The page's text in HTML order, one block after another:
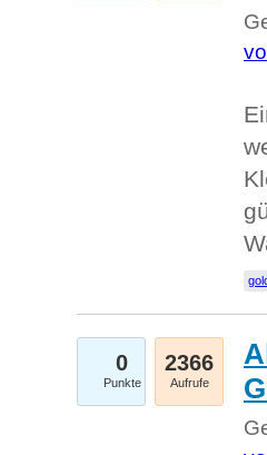
0
Punkte
2366
Aufrufe